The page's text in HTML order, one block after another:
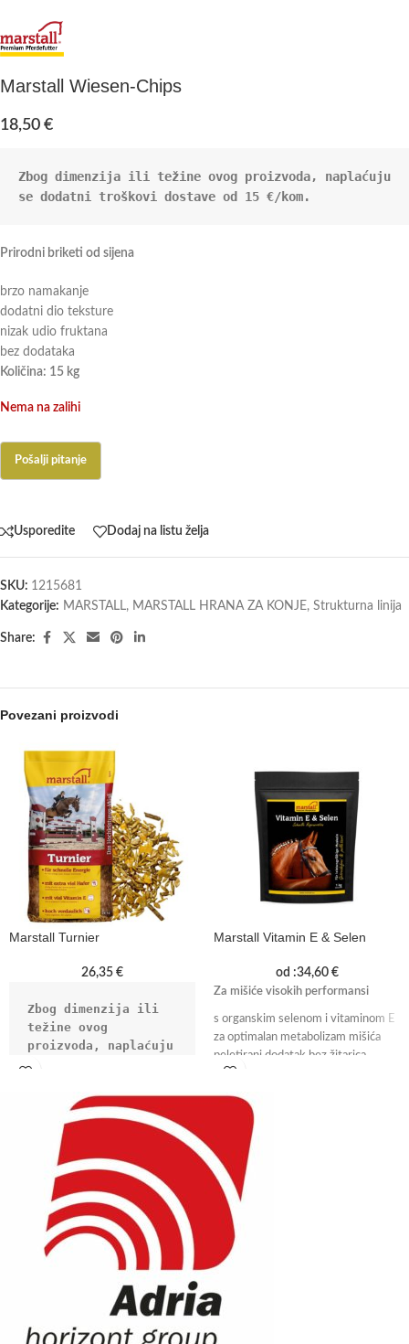
Marstall Wiesen-Chips
18,50 €
Zbog dimenzija ili težine ovog proizvoda, naplaćuju
se dodatni troškovi dostave od 15 €/kom.
Prirodni briketi od sijena
brzo namakanje
dodatni dio teksture
nizak udio fruktana
bez dodataka
Količina: 15 kg
Nema na zalihi
Usporedite Dodaj na listu želja
SKU: 1215681
Kategorije: MARSTALL, MARSTALL HRANA ZA KONJE, Strukturna linija
Share:
Povezani proizvodi
Marstall Turnier
26,35 €
Zbog dimenzija ili
težine ovog
proizvoda, naplaćuju
se dodatni troškovi
Performance muesli
dodatna zob
brza energija
visoka razina vitamina E
Količina: 20 kg
Marstall Vitamin E & Selen
od :34,60 €
Za mišiće visokih performansi
s organskim selenom i vitaminom E
za optimalan metabolizam mišića
peletirani dodatak bez žitarica